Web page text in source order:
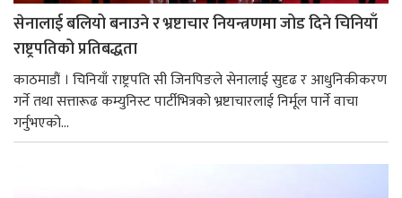
सेनालाई बलियो बनाउने र भ्रष्टाचार नियन्त्रणमा जोड दिने चिनियाँ
राष्ट्रपतिको प्रतिबद्धता
काठमाडौं । चिनियाँ राष्ट्रपति सी जिनपिङले सेनालाई सुदृढ र आधुनिकीकरण
गर्ने तथा सत्तारूढ कम्युनिस्ट पार्टीभित्रको भ्रष्टाचारलाई निर्मूल पार्ने वाचा
गर्नुभएको...